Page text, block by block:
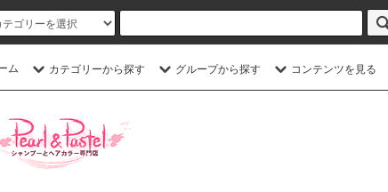
ム カテゴリーから探す グループから探す コンテンツを見る